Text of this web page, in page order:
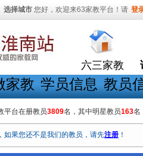
选择城市 您好，欢迎来63家教平台！请 登
六三家教
家教 学员信息 教员
平台在册教员3809名，其中明星教员163名
如果您还不是我们的教员，请先注册 ！